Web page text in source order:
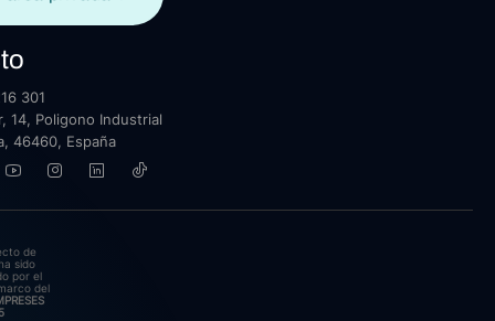
301
14, Poligono Industrial
46460, España
de
sido
por el
del